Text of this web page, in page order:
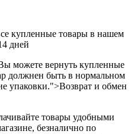
купленные товары в нашем
дней
можете вернуть купленные
должнен быть в нормальном
упаковки.">Возврат и обмен
товары удобными
безналично по